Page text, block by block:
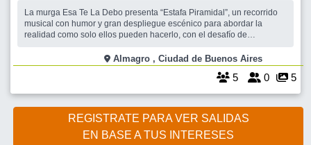
La murga Esa Te La Debo presenta “Estafa Piramidal”, un recorrido
musical con humor y gran despliegue escénico para abordar la
realidad como solo ellos pueden hacerlo, con el desafío de
populares. Despues de un domingo que pasó de tenso a
contundente, seguro que muchos (por
Almagro , Ciudad de Buenos Aires
5 0 5
REGISTRATE PARA VER SALIDAS
EN BASE A TUS INTERESES